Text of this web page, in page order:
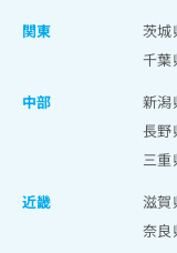
関東
茨城
千葉
中部
新潟
長野
三重
近畿
滋賀
奈良